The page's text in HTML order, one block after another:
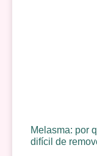
Melasma: por
difícil de